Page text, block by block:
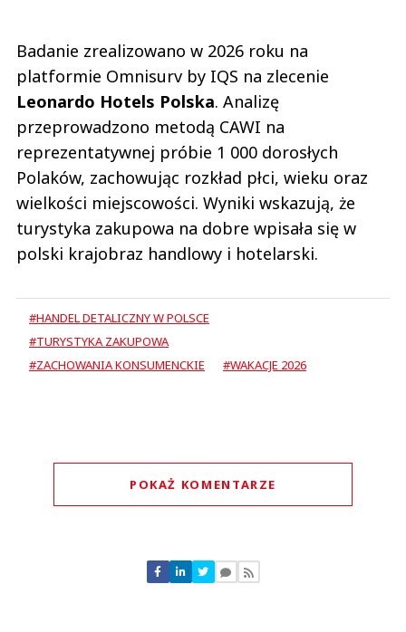
Badanie zrealizowano w 2026 roku na
platformie Omnisurv by IQS na zlecenie
Leonardo Hotels Polska. Analizę
przeprowadzono metodą CAWI na
reprezentatywnej próbie 1 000 dorosłych
Polaków, zachowując rozkład płci, wieku oraz
wielkości miejscowości. Wyniki wskazują, że
turystyka zakupowa na dobre wpisała się w
polski krajobraz handlowy i hotelarski.
#HANDEL DETALICZNY W POLSCE
#TURYSTYKA ZAKUPOWA
#ZACHOWANIA KONSUMENCKIE
#WAKACJE 2026
POKAŻ KOMENTARZE
Nie znaleziono komentarzy
Zostaw swoje komentarze